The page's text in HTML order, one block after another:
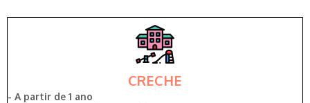
CRECHE
- A partir de 1 ano